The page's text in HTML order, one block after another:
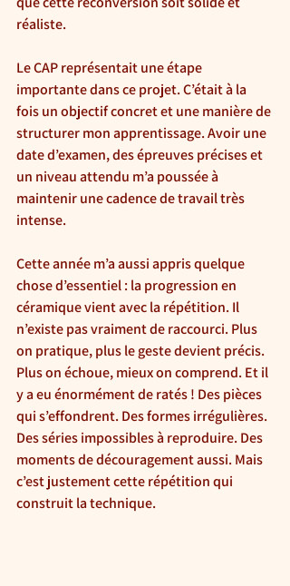
réaliste.
Le CAP représentait une étape
importante dans ce projet. C’était à la
fois un objectif concret et une manière de
structurer mon apprentissage. Avoir une
date d’examen, des épreuves précises et
un niveau attendu m’a poussée à
maintenir une cadence de travail très
intense.
Cette année m’a aussi appris quelque
chose d’essentiel : la progression en
céramique vient avec la répétition. Il
n’existe pas vraiment de raccourci. Plus
on pratique, plus le geste devient précis.
Plus on échoue, mieux on comprend. Et il
y a eu énormément de ratés ! Des pièces
qui s’effondrent. Des formes irrégulières.
Des séries impossibles à reproduire. Des
moments de découragement aussi. Mais
c’est justement cette répétition qui
construit la technique.